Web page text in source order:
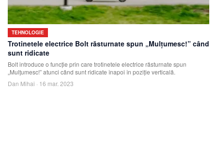
TEHNOLOGIE
Trotinetele electrice Bolt răsturnate spun „Mulțumesc!” când
sunt ridicate
Bolt introduce o funcție prin care trotinetele electrice răsturnate spun
„Mulțumesc!” atunci când sunt ridicate înapoi în poziție verticală.
Dan Mihai · 16 mar. 2023